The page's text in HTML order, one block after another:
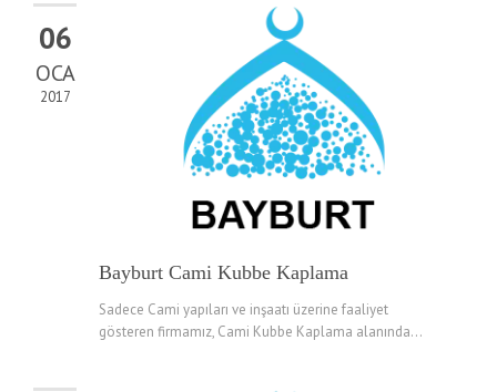
06
OCA
2017
Bayburt Cami Kubbe Kaplama
Sadece Cami yapıları ve inşaatı üzerine faaliyet
gösteren firmamız, Cami Kubbe Kaplama alanında...